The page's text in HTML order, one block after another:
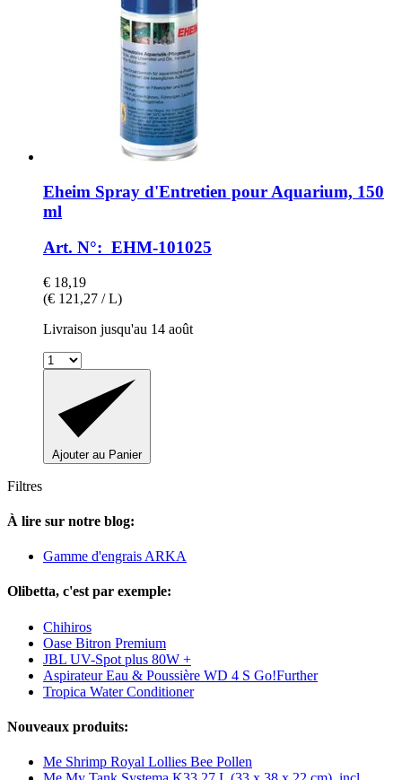
Eheim Spray d'Entretien pour Aquarium, 150
ml
Art. N°: EHM-101025
€ 18,19
(€ 121,27 / L)
Livraison jusqu'au 14 août
Ajouter au Panier
Filtres
À lire sur notre blog:
Gamme d'engrais ARKA
Olibetta, c'est par exemple:
Chihiros
Oase Bitron Premium
JBL UV-Spot plus 80W +
Aspirateur Eau & Poussière WD 4 S Go!Further
Tropica Water Conditioner
Nouveaux produits:
Me Shrimp Royal Lollies Bee Pollen